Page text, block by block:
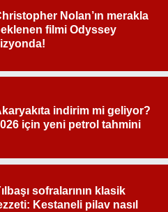
Nolan’ın merakla
filmi Odyssey
indirim mi geliyor?
için yeni petrol tahmini
sofralarının klasik
Kestaneli pilav nasıl